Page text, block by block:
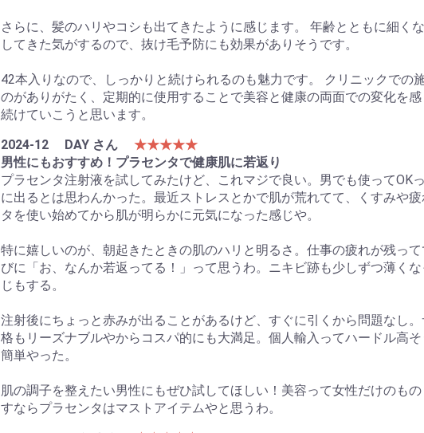
さらに、髪のハリやコシも出てきたように感じます。 年齢とともに細く
してきた気がするので、抜け毛予防にも効果がありそうです。
42本入りなので、しっかりと続けられるのも魅力です。 クリニックでの
のがありがたく、定期的に使用することで美容と健康の両面での変化を
続けていこうと思います。
2024-12
DAY さん
★★★★★
男性にもおすすめ！プラセンタで健康肌に若返り
プラセンタ注射液を試してみたけど、これマジで良い。男でも使ってOK
に出るとは思わんかった。最近ストレスとかで肌が荒れてて、くすみや
タを使い始めてから肌が明らかに元気になった感じや。
特に嬉しいのが、朝起きたときの肌のハリと明るさ。仕事の疲れが残っ
びに「お、なんか若返ってる！」って思うわ。ニキビ跡も少しずつ薄く
じもする。
注射後にちょっと赤みが出ることがあるけど、すぐに引くから問題なし
格もリーズナブルやからコスパ的にも大満足。個人輸入ってハードル高
簡単やった。
肌の調子を整えたい男性にもぜひ試してほしい！美容って女性だけのも
すならプラセンタはマストアイテムやと思うわ。